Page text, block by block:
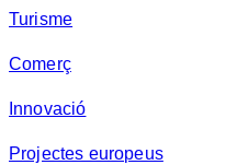
Turisme
Comerç
Innovació
Projectes europeus